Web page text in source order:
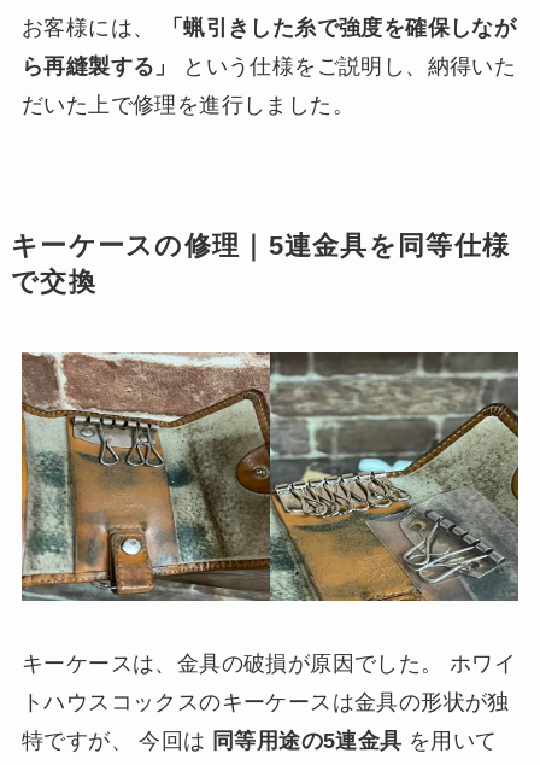
お客様には、
「蝋引きした糸で強度を確保しなが
ら再縫製する」
という仕様をご説明し、納得いた
だいた上で修理を進行しました。
キーケースの修理｜5連金具を同等仕様
で交換
キーケースは、金具の破損が原因でした。 ホワイ
トハウスコックスのキーケースは金具の形状が独
特ですが、 今回は 同等用途の5連金具 を用いて